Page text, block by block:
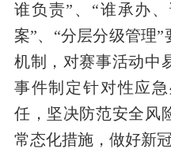
谁负责”、 “谁承办
案”、 “分层分级管理”
机制，对赛事活动中
事件制定针对性应
任， 坚决防范安全风
常态化措施，做好新